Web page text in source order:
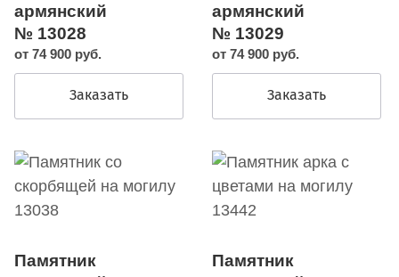
армянский
№ 13028
от 74 900 руб.
Заказать
армянский
№ 13029
от 74 900 руб.
Заказать
Памятник
Памятник